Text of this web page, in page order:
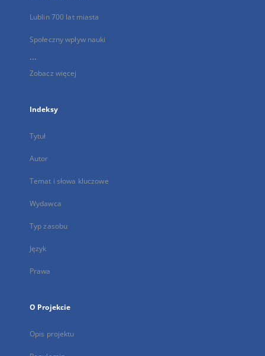
Lublin 700 lat miasta
Społeczny wpływ nauki
...
Zobacz więcej
Indeksy
Tytuł
Autor
Temat i słowa kluczowe
Wydawca
Typ zasobu
Język
Prawa
O Projekcie
Opis projektu